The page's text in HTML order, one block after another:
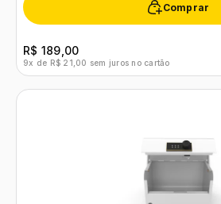
Comprar
R$ 189,00
9x de R$ 21,00 sem juros no cartão